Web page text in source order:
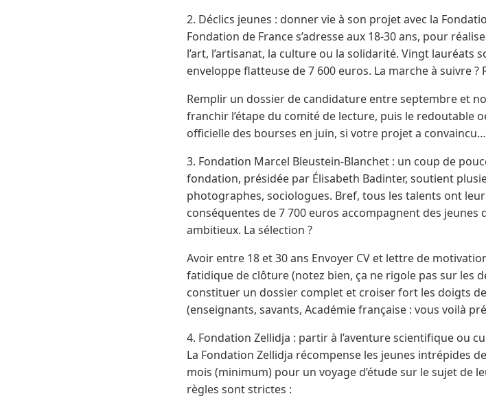
2. Déclics jeunes : donner vie à son projet avec la
Fondation de France s’adresse aux 18-30 ans, pour
l’art, l’artisanat, la culture ou la solidarité. Vingt lauréats
enveloppe flatteuse de 7 600 euros. La marche à suivre ?
Remplir un dossier de candidature entre septembre et
franchir l’étape du comité de lecture, puis le redoutable
officielle des bourses en juin, si votre projet a
3. Fondation Marcel Bleustein-Blanchet : un coup de
fondation, présidée par Élisabeth Badinter, soutient
photographes, sociologues. Bref, tous les talents ont
conséquentes de 7 700 euros accompagnent des jeunes
ambitieux. La sélection ?
Avoir entre 18 et 30 ans Envoyer CV et lettre de
fatidique de clôture (notez bien, ça ne rigole pas sur les
constituer un dossier complet et croiser fort les doigts
(enseignants, savants, Académie française : vous voilà
4. Fondation Zellidja : partir à l’aventure scientifique ou
La Fondation Zellidja récompense les jeunes intrépides
mois (minimum) pour un voyage d’étude sur le sujet de
règles sont strictes :